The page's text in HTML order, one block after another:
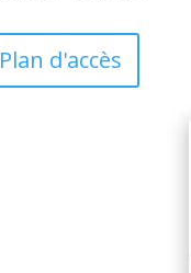
Plan d'accès